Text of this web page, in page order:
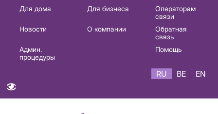
Основная
навигация
Для дома Для бизнеса
Операторам
связи
Новости
О компании
Обратная
связь
Админ.
процедуры
Помощь
RU BE EN